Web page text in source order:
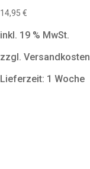
14,95 €
inkl. 19 % MwSt.
zzgl. Versandkosten
Lieferzeit: 1 Woche